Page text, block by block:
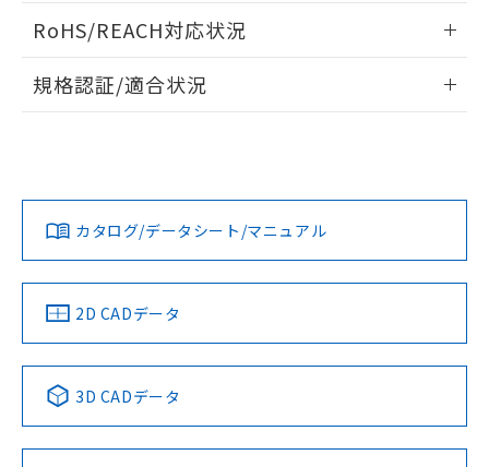
ドすることができます。
ログイン/会員登録
ダウンロードデータをご利用いただく前に、以下を必ずお読
みください。
ソフトウェアの使用条件
RoHS/REACH対応状況
EU RoHS 注意事項・凡例
対応済み
中国 RoHS 注意事項・凡例
Pb Hg Cd Cr(VI)
規格認証/適合状況
LR型式承認
（イギリス
船舶規格）
DNV型式承認
（ノルウェー
BV型式承認
（フランス
KR型式
（韓国
Yes No No No
この製品の規格認証/適合状況ページへ
その他の認証はこちらのページからご検索ください
カタログ/データシート/マニュアル
2D CADデータ
3D CADデータ